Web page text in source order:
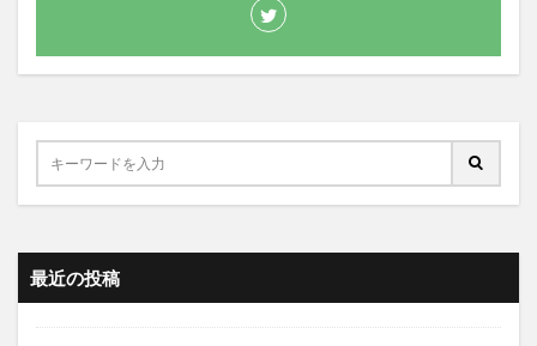
最近の投稿